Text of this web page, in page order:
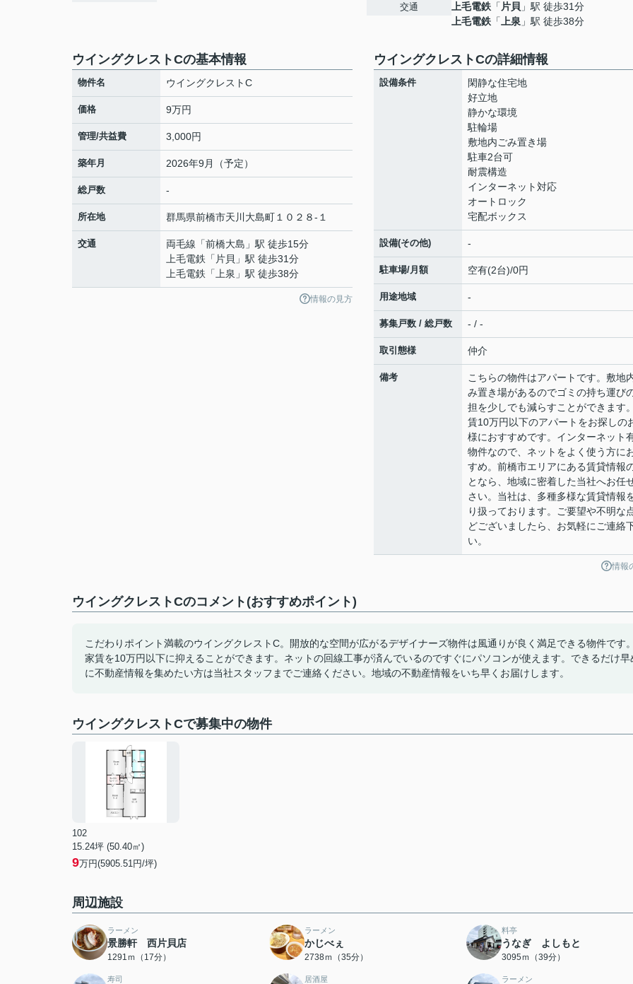
交通
上毛電鉄 「 片貝 」駅 徒歩31分
上毛電鉄 「 上泉 」駅 徒歩38分
ウイングクレストCの基本情報
物件名 ウイングクレストC
価格 9万円
管理/共益費 3,000円
築年月 2026年9月（予定）
総戸数 -
所在地 群馬県前橋市天川大島町 １０２８-１
交通 両毛線 「前橋大島 」駅 徒歩15分
上毛電鉄 「 片貝 」駅 徒歩31分
上毛電鉄 「 上泉 」駅 徒歩38分
情報の見方
ウイングクレストCの詳細情報
設備条件
閑静な住宅地
好立地
静かな環境
駐輪場
敷地内ごみ置き場
駐車2台可
耐震構造
インターネット対応
オートロック
宅配ボックス
設備(その他) -
駐車場/月額 空有(2台)/0円
用途地域 -
募集戸数 / 総戸数 - / -
取引態様 仲介
備考
こちらの物件はアパートです。敷地
み置き場があるのでゴミの持ち運び
担を少しでも減らすことができます
賃10万円以下のアパートをお探しの
様におすすめです。インターネット
物件なので、ネットをよく使う方に
すめ。前橋市エリアにある賃貸情報
となら、地域に密着した当社へお任
さい。当社は、多種多様な賃貸情報
り扱っております。ご要望や不明な
どございましたら、お気軽にご連絡
い。
情報
ウイングクレストCのコメント(おすすめポイント)
こだわりポイント満載のウイングクレストC。開放的な空間が広がるデザイナーズ物件は風通りが良く満足できる物件です。
家賃を10万円以下に抑えることができます。ネットの回線工事が済んでいるのですぐにパソコンが使えます。できるだけ早
に不動産情報を集めたい方は当社スタッフまでご連絡ください。地域の不動産情報をいち早くお届けします。
ウイングクレストCで募集中の物件
102
15.24坪 (50.40㎡)
9万円(5905.51円/坪)
周辺施設
ラーメン
景勝軒 西片貝店
1291ｍ（17分）
ラーメン
かじべぇ
2738ｍ（35分）
料亭
うなぎ よしもと
3095ｍ（39分）
寿司 居酒屋 ラーメン